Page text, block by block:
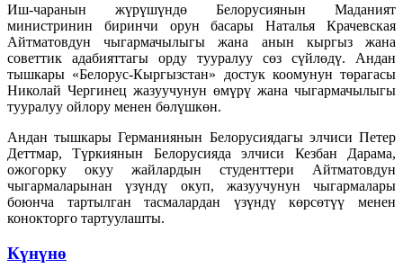
Иш-чаранын жүрүшүндө Белорусиянын Маданият
министринин биринчи орун басары Наталья Крачевская
Айтматовдун чыгармачылыгы жана анын кыргыз жана
советтик адабияттагы орду тууралуу сөз сүйлөдү. Андан
тышкары «Белорус-Кыргызстан» достук коомунун төрагасы
Николай Чергинец жазуучунун өмүрү жана чыгармачылыгы
тууралуу ойлору менен бөлүшкөн.
Андан тышкары Германиянын Белорусиядагы элчиси Петер
Деттмар, Түркиянын Белорусияда элчиси Кезбан Дарама,
ожогорку окуу жайлардын студенттери Айтматовдун
чыгармаларынан үзүндү окуп, жазуучунун чыгармалары
боюнча тартылган тасмалардан үзүндү көрсөтүү менен
конокторго тартуулашты.
Күнүнө